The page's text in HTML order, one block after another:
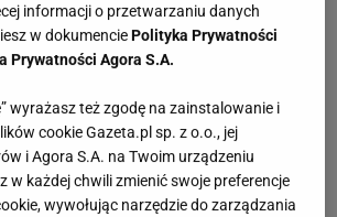
informacji o przetwarzaniu danych
w dokumenciePolityka Prywatności
Prywatności Agora S.A.
wyrażasz też zgodę na zainstalowanie i
cookie Gazeta.pl sp. z o.o., jej
i Agora S.A. na Twoim urządzeniu
w każdej chwili zmienić swoje preferencje
wywołując narzędzie do zarządzania